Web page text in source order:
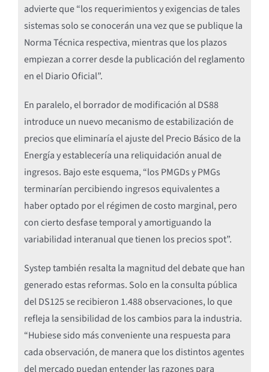
advierte que “los requerimientos y exigencias de tales
sistemas solo se conocerán una vez que se publique la
Norma Técnica respectiva, mientras que los plazos
empiezan a correr desde la publicación del reglamento
en el Diario Oficial”.
En paralelo, el borrador de modificación al DS88
introduce un nuevo mecanismo de estabilización de
precios que eliminaría el ajuste del Precio Básico de la
Energía y establecería una reliquidación anual de
ingresos. Bajo este esquema, “los PMGDs y PMGs
terminarían percibiendo ingresos equivalentes a
haber optado por el régimen de costo marginal, pero
con cierto desfase temporal y amortiguando la
variabilidad interanual que tienen los precios spot”.
Systep también resalta la magnitud del debate que han
generado estas reformas. Solo en la consulta pública
del DS125 se recibieron 1.488 observaciones, lo que
refleja la sensibilidad de los cambios para la industria.
“Hubiese sido más conveniente una respuesta para
cada observación, de manera que los distintos agentes
del mercado puedan entender las razones para